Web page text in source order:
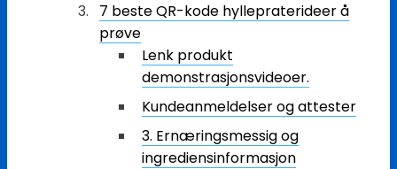
7 beste QR-kode hyllepraterideer å
prøve
Lenk produkt
demonstrasjonsvideoer.
Kundeanmeldelser og attester
3. Ernæringsmessig og
ingrediensinformasjon